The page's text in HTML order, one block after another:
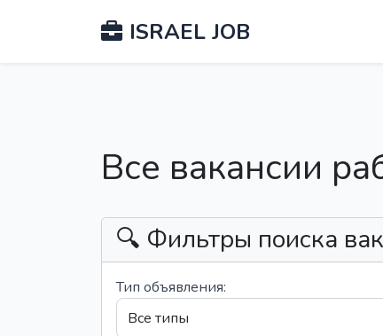
ISRAEL JOB
Все вакансии
🔍 Фильтры поиска
Тип объявления: